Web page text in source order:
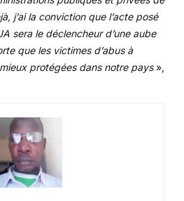
j’ai la conviction que l’acte posé
sera le déclencheur d’une aube
que les victimes d’abus à
protégées dans notre pays»,